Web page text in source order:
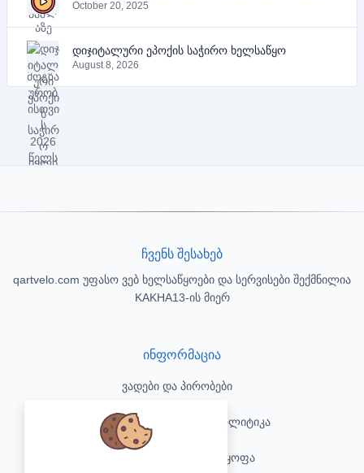
October 20, 2025
დიჯიტალური ეპოქის საჭირო ხელსაწყო
August 8, 2026
ჩვენს შესახებ
qartvelo.com უფასო ვებ ხელსაწყოები და სერვისები შექმნილია
KAKHA13-ის მიერ
ინფორმაცია
ვადები და პირობები
კონფიდენციალურობის პოლიტიკა
პასუხისმგებლობის უარყოფა